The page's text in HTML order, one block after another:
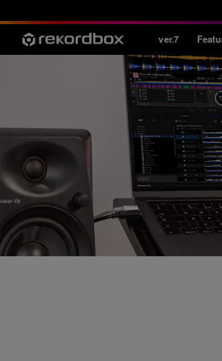
ver.7
Style